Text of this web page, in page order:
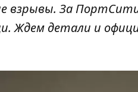
За ПортСити
Ждем детали и